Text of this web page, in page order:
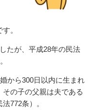
。
たが、平成28年の民法
から300日以内に生まれ
の子の父親は夫である
772条）。